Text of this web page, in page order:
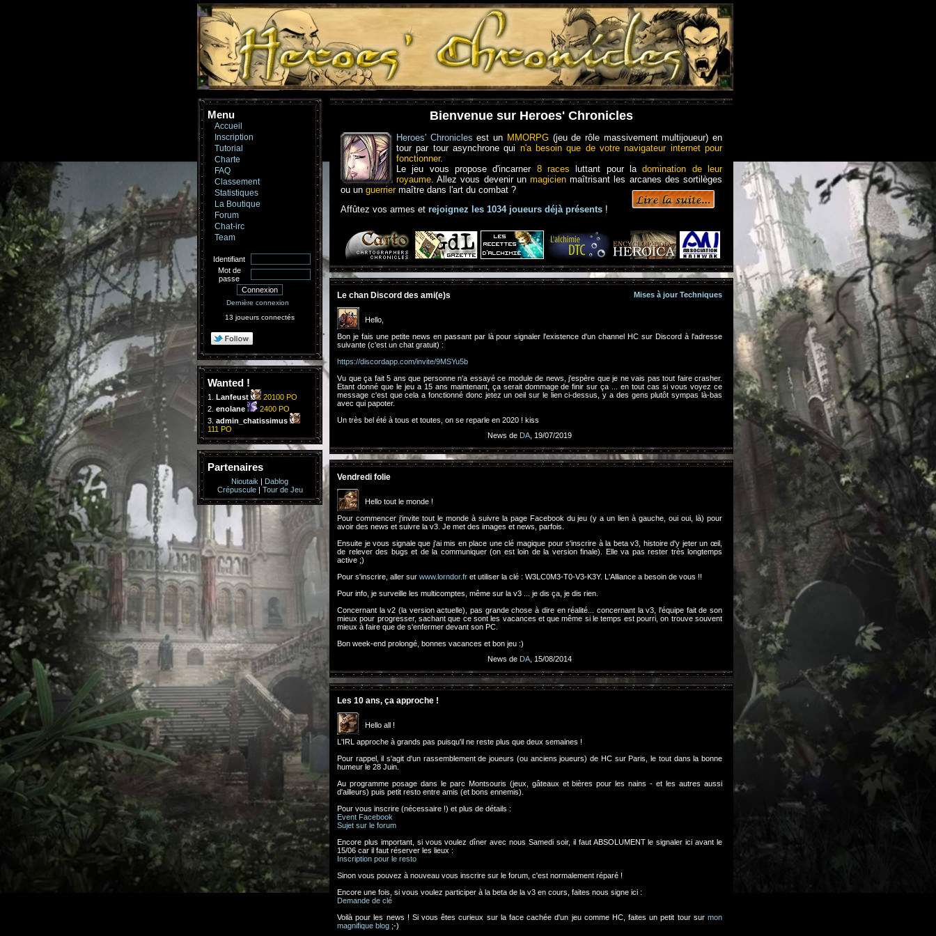
Menu
Accueil
Inscription
Tutorial
Charte
FAQ
Classement
Statistiques
La Boutique
Forum
Chat-irc
Team
Identifiant
Mot de
passe
Dernière connexion
13 joueurs connectés
Wanted !
1. Lanfeust
20100 PO
2. enolane
2400 PO
3. admin_chatissimus
111 PO
Partenaires
Nioutaik | Dablog
Crépuscule| Tour de Jeu
Bienvenue sur Heroes' Chronicles
Heroes' Chronicles est un MMORPG(jeu de rôle massivement multijoueur) en
tour par tour asynchrone qui n'a besoin que de votre navigateur internet pour
fonctionner.
Le jeu vous propose d'incarner 8 races luttant pour ladomination de leur
royaume. Allez vous devenir un magicien maîtrisant les arcanes des sortilèges
ou un guerriermaître dans l'art du combat ?
Affûtez vos armes et rejoignez les 1034 joueurs déjà présents !
Mises à jour Techniques
Le chan Discord des ami(e)s
Hello,
Bon je fais une petite news en passant par là pour signaler l'existence d'un channel HC sur Discord à l'adresse
suivante (c'est un chat gratuit) :
https://discordapp.com/invite/9MSYu5b
Vu que ça fait 5 ans que personne n'a essayé ce module de news, j'espère que je ne vais pas tout faire crasher.
Etant donné que le jeu a 15 ans maintenant, ça serait dommage de finir sur ça ... en tout cas si vous voyez ce
message c'est que cela a fonctionné donc jetez un oeil sur le lien ci-dessus, y a des gens plutôt sympas là-bas
avec qui papoter.
Un très bel été à tous et toutes, on se reparle en 2020 ! kiss
News de DA , 19/07/2019
Vendredi folie
Hello tout le monde !
Pour commencer j'invite tout le monde à suivre la page Facebook du jeu (y a un lien à gauche, oui oui, là) pour
avoir des news et suivre la v3. Je met des images et news, parfois.
Ensuite je vous signale que j'ai mis en place une clé magique pour s'inscrire à la beta v3, histoire d'y jeter un œil,
de relever des bugs et de la communiquer (on est loin de la version finale). Elle va pas rester très longtemps
active ;)
Pour s'inscrire, aller sur www.lorndor.fr et utiliser la clé : W3LC0M3-T0-V3-K3Y. L'Alliance a besoin de vous !!
Pour info, je surveille les multicomptes, même sur la v3 ... je dis ça, je dis rien.
Concernant la v2 (la version actuelle), pas grande chose à dire en réalité... concernant la v3, l'équipe fait de son
mieux pour progresser, sachant que ce sont les vacances et que même si le temps est pourri, on trouve souvent
mieux à faire que de s'enfermer devant son PC.
Bon week-end prolongé, bonnes vacances et bon jeu :)
News de DA , 15/08/2014
Les 10 ans, ça approche !
Hello all !
L'IRL approche à grands pas puisqu'il ne reste plus que deux semaines !
Pour rappel, il s'agit d'un rassemblement de joueurs (ou anciens joueurs) de HC sur Paris, le tout dans la bonne
humeur le 28 Juin.
Au programme posage dans le parc Montsouris (jeux, gâteaux et bières pour les nains - et les autres aussi
d'ailleurs) puis petit resto entre amis (et bons ennemis).
Pour vous inscrire (nécessaire !) et plus de détails :
Event Facebook
Sujet sur le forum
Encore plus important, si vous voulez dîner avec nous Samedi soir, il faut ABSOLUMENT le signaler ici avant le
15/06 car il faut réserver les lieux :
Inscription pour le resto
Sinon vous pouvez à nouveau vous inscrire sur le forum, c'est normalement réparé !
Encore une fois, si vous voulez participer à la beta de la v3 en cours, faites nous signe ici :
Demande de clé
Voilà pour les news ! Si vous êtes curieux sur la face cachée d'un jeu comme HC, faites un petit tour sur mon
magnifique blog ;-)